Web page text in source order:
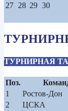
27 28 29 30
ТУРНИРНАЯ
Поз.
1
Ростов-Дон
2
ЦСКА